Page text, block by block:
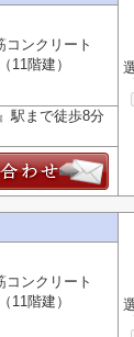
コンクリート
11階建）
駅まで徒歩8分
コンクリート
11階建）